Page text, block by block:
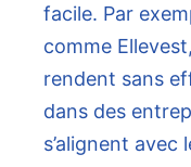
facile. Par
comme
rendent sans
dans des
s’alignent avec